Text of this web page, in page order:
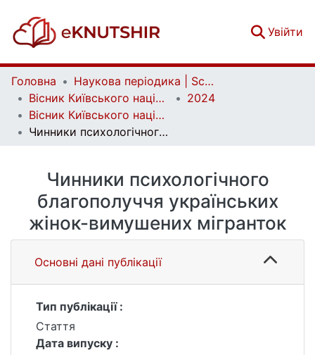
Увійти
Головна
Наукова періодика | Scientific periodicals
Вісник Київського національного університету імені Тараса Шевченка. Психологія | Bulletin of Taras Shevchenko National University of Kyiv. Psychology
2024
Вісник Київського національного університету імені Тараса Шевченка. Психологія. Вип. 1 (19)
Чинники психологічного благополуччя українських жінок-вимушених мігранток
Чинники психологічного
благополуччя українських
жінок-вимушених мігранток
Основні дані публікації
Тип публікації :
Стаття
Дата випуску :